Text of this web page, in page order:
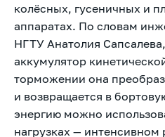
колёсных, гусеничных и
аппаратах. По словам
НГТУ Анатолия
аккумулятор
торможении она
и возвращается в
энергию можно
нагрузках — интенсивном